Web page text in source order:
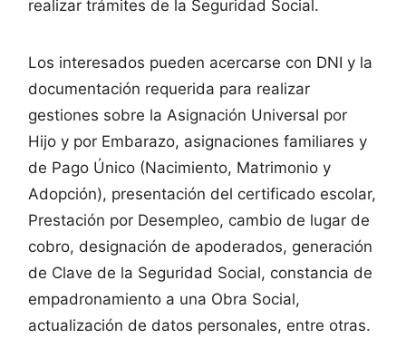
realizar trámites de la Seguridad Social.
Los interesados pueden acercarse con DNI y la
documentación requerida para realizar
gestiones sobre la Asignación Universal por
Hijo y por Embarazo, asignaciones familiares y
de Pago Único (Nacimiento, Matrimonio y
Adopción), presentación del certificado escolar,
Prestación por Desempleo, cambio de lugar de
cobro, designación de apoderados, generación
de Clave de la Seguridad Social, constancia de
empadronamiento a una Obra Social,
actualización de datos personales, entre otras.